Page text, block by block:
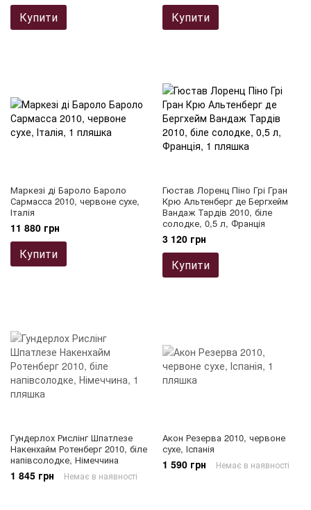
Купити Купити
Маркезі ді Бароло Бароло
Сармасса 2010, червоне сухе,
Італія
11 880 грн
Купити
Гюстав Лоренц Піно Грі Гран
Крю Альтенберг де Бергхейм
Вандаж Тардів 2010, біле
солодке, 0,5 л, Франція
3 120 грн
Купити
Гундерлох Рислінг Шпатлезе
Накенхайм Ротенберг 2010, біле
напівсолодке, Німеччина
1 845 грн Немає в наявності
Акон Резерва 2010, червоне
сухе, Іспанія
1 590 грн Немає в наявності